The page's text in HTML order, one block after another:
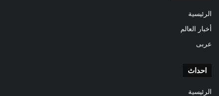
الرئيسية
أخبار العالم
عربى
احداث
الرئيسية